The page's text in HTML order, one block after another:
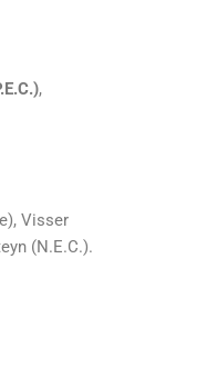
,
Visser
(N.E.C.).